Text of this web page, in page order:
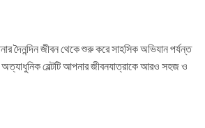
দৈনন্দিন জীবন থেকে শুরু করে সাহসিক অভিযান পর্যন্ত
বেল্টটি আপনার জীবনযাত্রাকে আরও সহজ ও